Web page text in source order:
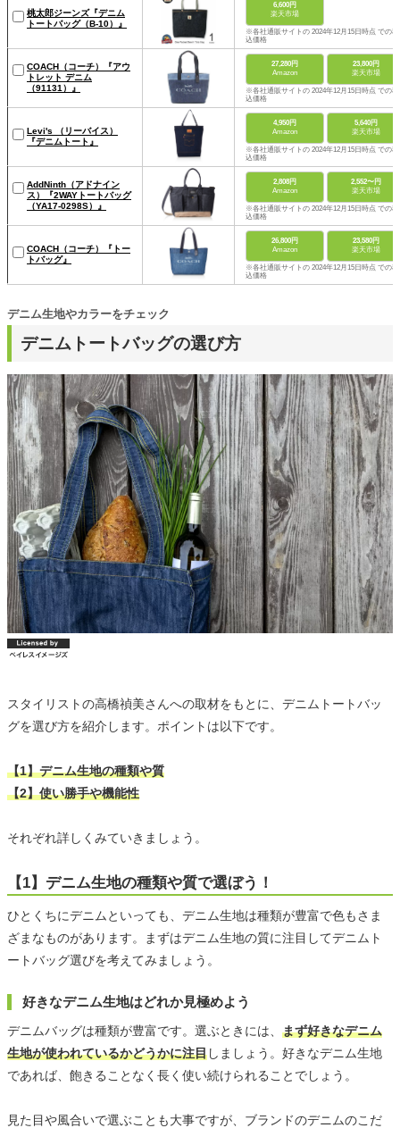
桃太郎ジーンズ『デニム
トートバッグ（B-10）』
6,600円
楽天市場
※各社通販サイトの 2024年12月15日時点 での税
込価格
COACH（コーチ）『アウ
トレット デニム
（91131）』
27,280円
Amazon
23,800円
楽天市場
※各社通販サイトの 2024年12月15日時点 での税
込価格
Levi's （リーバイス）
『デニムトート』
4,950円
Amazon
5,640円
楽天市場
※各社通販サイトの 2024年12月15日時点 での税
込価格
AddNinth（アドナイン
ス）『2WAYトートバッグ
（YA17-0298S）』
2,808円
Amazon
2,552〜円
楽天市場
※各社通販サイトの 2024年12月15日時点 での税
込価格
COACH（コーチ）『トー
トバッグ』
26,800円
Amazon
23,580円
楽天市場
※各社通販サイトの 2024年12月15日時点 での税
込価格
デニムトートバッグの選び方
デニム生地やカラーをチェック
スタイリストの高橋禎美さんへの取材をもとに、デニムトートバッ
グを選び方を紹介します。ポイントは以下です。
【1】デニム生地の種類や質
【2】使い勝手や機能性
それぞれ詳しくみていきましょう。
【1】デニム生地の種類や質で選ぼう！
ひとくちにデニムといっても、デニム生地は種類が豊富で色もさま
ざまなものがあります。まずはデニム生地の質に注目してデニムト
ートバッグ選びを考えてみましょう。
好きなデニム生地はどれか見極めよう
デニムバッグは種類が豊富です。選ぶときには、 まず好きなデニム
生地が使われているかどうかに注目しましょう。好きなデニム生地
であれば、飽きることなく長く使い続けられることでしょう。
見た目や風合いで選ぶことも大事ですが、ブランドのデニムのこだ